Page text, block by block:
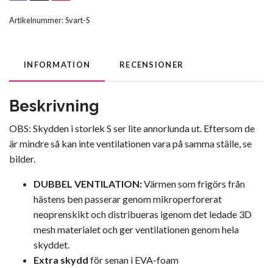
Artikelnummer:Svart-S
INFORMATION RECENSIONER
Beskrivning
OBS: Skydden i storlek S ser lite annorlunda ut. Eftersom de
är mindre så kan inte ventilationen vara på samma ställe, se
bilder.
DUBBEL VENTILATION:Värmen som frigörs från
hästens ben passerar genom mikroperforerat
neoprenskikt och distribueras igenom det ledade 3D
mesh materialet och ger ventilationen genom hela
skyddet.
Extra skydd för senan i EVA-foam